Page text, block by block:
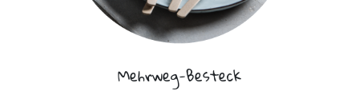
Mehrweg-Besteck